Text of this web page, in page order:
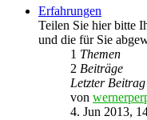
Erfahrungen
Teilen Sie hier bitte
und die für Sie
1 Themen
2 Beiträge
Letzter Beitrag
von
4. Jun 2013,